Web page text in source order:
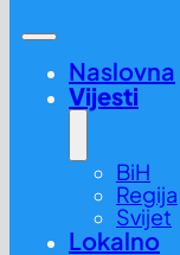
Naslovna
Vijesti
BiH
Regija
Svijet
Lokalno